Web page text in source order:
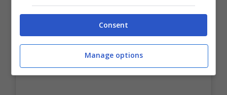
Consent
Manage options